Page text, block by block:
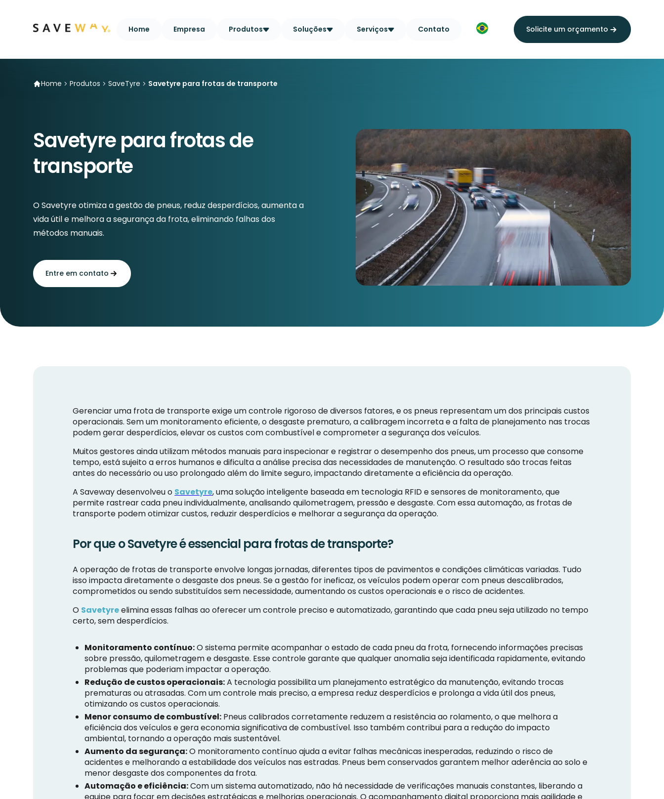
Home Empresa Produtos Soluções Serviços Contato Solicite um orçamento
Home Produtos SaveTyre Savetyre para frotas de transporte
Savetyre para frotas de
transporte
O Savetyre otimiza a gestão de pneus, reduz desperdícios, aumenta a
vida útil e melhora a segurança da frota, eliminando falhas dos
métodos manuais.
Entre em contato
Gerenciar uma frota de transporte exige um controle rigoroso de diversos fatores, e os pneus representam um dos principais custos
operacionais. Sem um monitoramento eficiente, o desgaste prematuro, a calibragem incorreta e a falta de planejamento nas trocas
podem gerar desperdícios, elevar os custos com combustível e comprometer a segurança dos veículos.
Muitos gestores ainda utilizam métodos manuais para inspecionar e registrar o desempenho dos pneus, um processo que consome
tempo, está sujeito a erros humanos e dificulta a análise precisa das necessidades de manutenção. O resultado são trocas feitas
antes do necessário ou uso prolongado além do limite seguro, impactando diretamente a eficiência da operação.
A Saveway desenvolveu o Savetyre, uma solução inteligente baseada em tecnologia RFID e sensores de monitoramento, que
permite rastrear cada pneu individualmente, analisando quilometragem, pressão e desgaste. Com essa automação, as frotas de
transporte podem otimizar custos, reduzir desperdícios e melhorar a segurança da operação.
Por que o Savetyre é essencial para frotas de transporte?
A operação de frotas de transporte envolve longas jornadas, diferentes tipos de pavimentos e condições climáticas variadas. Tudo
isso impacta diretamente o desgaste dos pneus. Se a gestão for ineficaz, os veículos podem operar com pneus descalibrados,
comprometidos ou sendo substituídos sem necessidade, aumentando os custos operacionais e o risco de acidentes.
O Savetyreelimina essas falhas ao oferecer um controle preciso e automatizado, garantindo que cada pneu seja utilizado no tempo
certo, sem desperdícios.
Monitoramento contínuo:O sistema permite acompanhar o estado de cada pneu da frota, fornecendo informações precisas
sobre pressão, quilometragem e desgaste. Esse controle garante que qualquer anomalia seja identificada rapidamente, evitando
problemas que poderiam impactar a operação.
Redução de custos operacionais:A tecnologia possibilita um planejamento estratégico da manutenção, evitando trocas
prematuras ou atrasadas. Com um controle mais preciso, a empresa reduz desperdícios e prolonga a vida útil dos pneus,
otimizando os custos operacionais.
Menor consumo de combustível: Pneus calibrados corretamente reduzem a resistência ao rolamento, o que melhora a
eficiência dos veículos e gera economia significativa de combustível. Isso também contribui para a redução do impacto
ambiental, tornando a operação mais sustentável.
Aumento da segurança:O monitoramento contínuo ajuda a evitar falhas mecânicas inesperadas, reduzindo o risco de
acidentes e melhorando a estabilidade dos veículos nas estradas. Pneus bem conservados garantem melhor aderência ao solo e
menor desgaste dos componentes da frota.
Automação e eficiência:Com um sistema automatizado, não há necessidade de verificações manuais constantes, liberando a